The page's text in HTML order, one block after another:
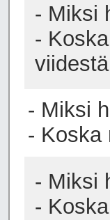
- Miksi
-
- Miksi
- Koska
- Miksi
-